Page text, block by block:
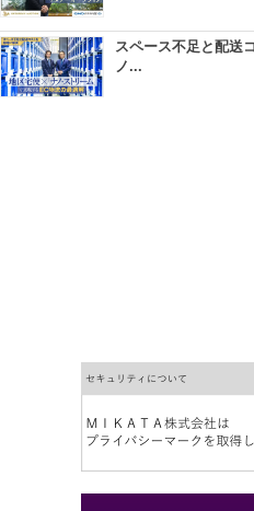
スペース不足と配送
ノ...